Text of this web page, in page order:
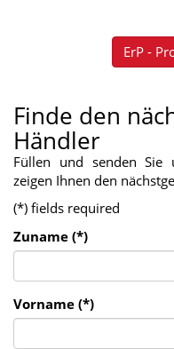
ErP -
Finde den
Händler
Füllen und senden Sie
zeigen Ihnen den
(*) fields required
Zuname (*)
Vorname (*)